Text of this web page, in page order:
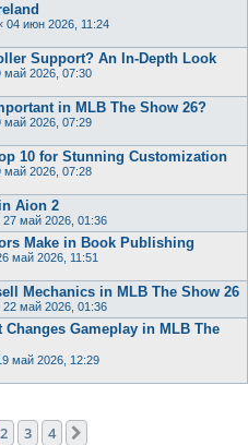
04 июн 2026, 11:24
Support? An In‑Depth Look
май 2026, 07:30
in MLB The Show 26?
май 2026, 07:29
10 for Stunning Customization
май 2026, 07:28
Aion 2
27 май 2026, 01:36
Make in Book Publishing
май 2026, 11:51
Mechanics in MLB The Show 26
22 май 2026, 01:36
Changes Gameplay in MLB The
май 2026, 12:29
2 3 4